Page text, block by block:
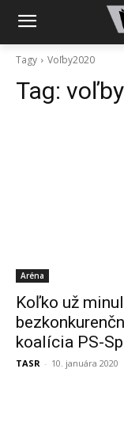
Tagy Voľby2020
Tag:
Aréna
Koľko už
koalícia PS-
TASR - 10. januára 2020